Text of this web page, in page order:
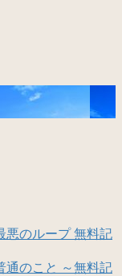
悪のループ 無料記
通のこと ～無料記